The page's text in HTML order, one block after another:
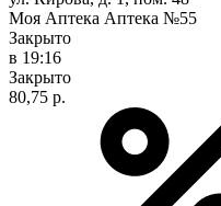
Моя Аптека Аптека №55
Закрыто
в 19:16
Закрыто
80,75 р.